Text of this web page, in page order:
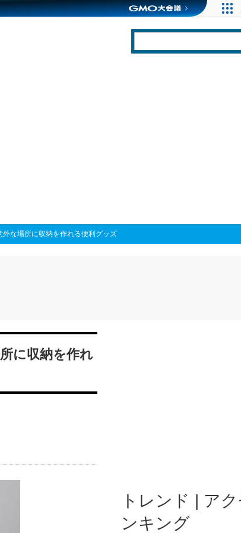
な場所に収納を作れる便利グッズ
に収納を作れ
トレンド | ア
ンキング